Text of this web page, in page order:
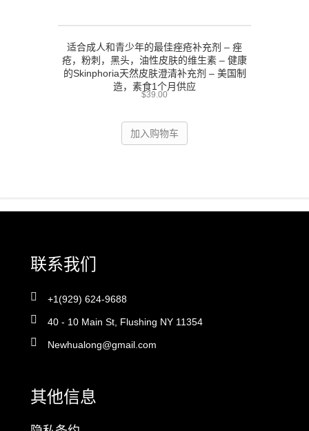
适合成人和青少年的最佳痤疮补充剂 – 痤
疮，粉刺，黑头，油性皮肤的维生素 – 健康
的Skinphoria天然皮肤澄清补充剂 – 美国制
造，素食1个月供应
$39.00
加入购物车
联系我们
+1(929) 624-9688
40 - 10 Main St, Flushing NY 11354
Newhualong@gmail.com
其他信息